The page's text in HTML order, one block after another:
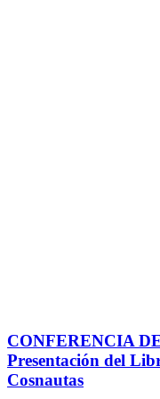
CONFERENCIA
Presentación del
Cosnautas